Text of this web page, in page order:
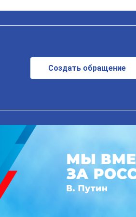
Создать обращение